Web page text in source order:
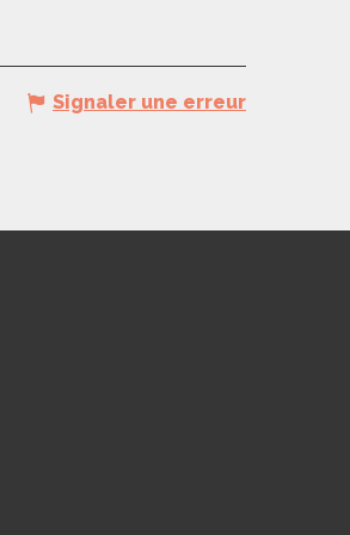
Signaler une erreur